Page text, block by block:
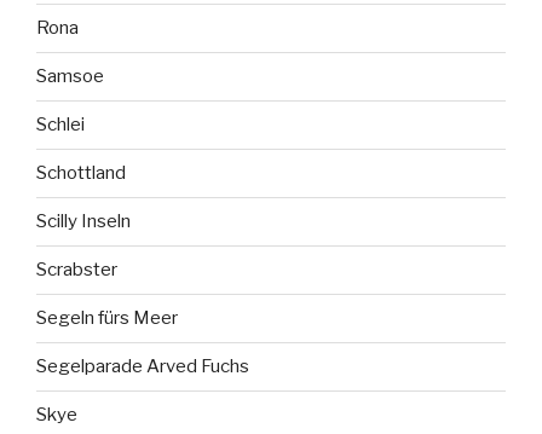
Rona
Samsoe
Schlei
Schottland
Scilly Inseln
Scrabster
Segeln fürs Meer
Segelparade Arved Fuchs
Skye